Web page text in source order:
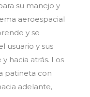
su manejo y
aeroespacial
y se
usuario y sus
hacia atrás. Los
patineta con
adelante,